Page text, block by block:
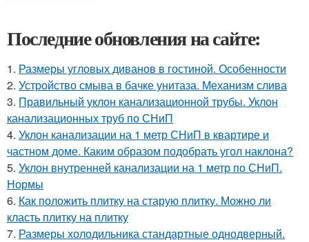
Последние обновления на сайте:
1. Размеры угловых диванов в гостиной. Особенности
2. Устройство смыва в бачке унитаза. Механизм слива
3. Правильный уклон канализационной трубы. Уклон
канализационных труб по СНиП
4. Уклон канализации на 1 метр СНиП в квартире и
частном доме. Каким образом подобрать угол наклона?
5. Уклон внутренней канализации на 1 метр по СНиП.
Нормы
6. Как положить плитку на старую плитку. Можно ли
класть плитку на плитку
7. Размеры холодильника стандартные однодверный.